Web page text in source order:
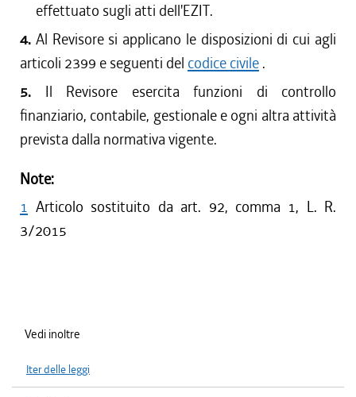
effettuato sugli atti dell'EZIT.
4. Al Revisore si applicano le disposizioni di cui agli
articoli 2399 e seguenti del codice civile .
5. Il Revisore esercita funzioni di controllo
finanziario, contabile, gestionale e ogni altra attività
prevista dalla normativa vigente.
Note:
1 Articolo sostituito da art. 92, comma 1, L. R.
3/2015
Vedi inoltre
Iter delle leggi